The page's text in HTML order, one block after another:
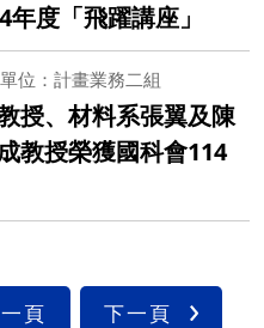
度「飛躍講座」
位：計畫業務二組
授、材料系張翼及陳
教授榮獲國科會114
頁 下一頁